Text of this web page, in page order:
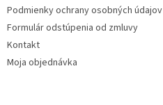
Podmienky ochrany osobných údajov
Formulár odstúpenia od zmluvy
Kontakt
Moja objednávka